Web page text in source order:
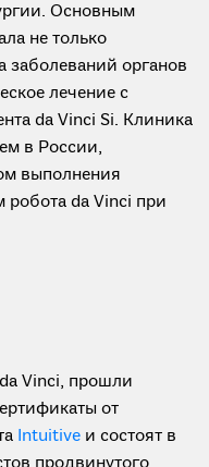
Основным
не только
органов
лечение с
da Vinci Si. Клиника
в России,
выполнения
робота da Vinci при
Vinci, прошли
от
Intuitive и состоят в